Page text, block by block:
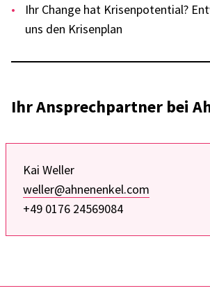
Ihr Change hat Krisen­po­ten­tial?
uns den Krisen­plan
Ihr Ansprech­part­ner bei
Kai Weller
weller@ahnenenkel.com
+49 0176 24569084